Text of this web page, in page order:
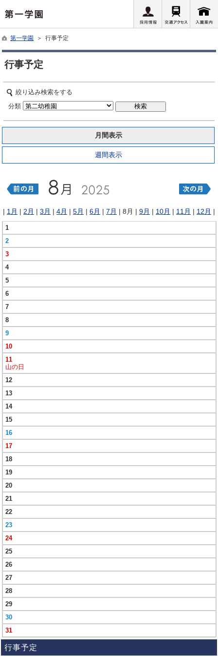
第一学園 ＞ 行事予定
行事予定
絞り込み検索をする
分類
月間表示
週間表示
| 1月 | 2月 | 3月 | 4月 | 5月 | 6月 | 7月 | 8月 | 9月 | 10月 | 11月 | 12月 |
1
2
3
4
5
6
7
8
9
10
11
山の日
12
13
14
15
16
17
18
19
20
21
22
23
24
25
26
27
28
29
30
31
行事予定